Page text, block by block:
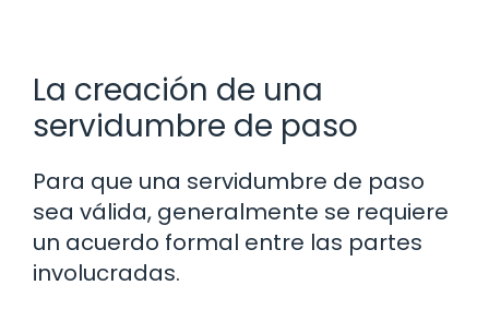
La creación de una
servidumbre de paso
Para que una servidumbre de paso
sea válida, generalmente se requiere
un acuerdo formal entre las partes
involucradas.